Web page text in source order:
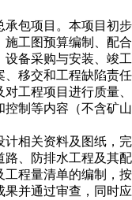
承包项目。本项目初步
工图预算编制、配合
设备采购与安装、竣工
、移交和工程缺陷责任
工程项目进行质量、
制等内容（不含矿山
计相关资料及图纸，完
路、防排水工程及其配
工程量清单的编制，按
并通过审查，同时应